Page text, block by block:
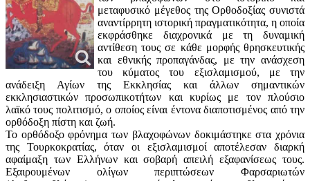
μεταφυσικό μέγεθος της Ορθοδοξίας συνιστά
αναντίρρητη ιστορική πραγματικότητα, η οποία
εκφράσθηκε διαχρονικά με τη δυναμική
αντίθεση τους σε κάθε μορφής θρησκευτικής
και εθνικής προπαγάνδας, με την ανάσχεση
του κύματος του εξισλαμισμού, με την
ανάδειξη Αγίων της Εκκλησίας και άλλων σημαντικών
εκκλησιαστικών προσωπικοτήτων και κυρίως με τον πλούσιο
λαϊκό τους πολιτισμό, ο οποίος είναι έντονα διαποτισμένος από την
ορθόδοξη πίστη και ζωή.
Το ορθόδοξο φρόνημα των βλαχοφώνων δοκιμάστηκε στα χρόνια
της Τουρκοκρατίας, όταν οι εξισλαμισμοί αποτέλεσαν διαρκή
αφαίμαξη των Ελλήνων και σοβαρή απειλή εξαφανίσεως τους.
Εξαιρουμένων ολίγων περιπτώσεων Φαρσαριωτών